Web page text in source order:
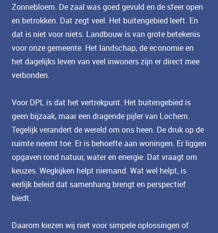
Zonnebloem. De zaal was goed gevuld en de sfeer open
en betrokken. Dat zegt veel. Het buitengebied leeft. En
dat is niet voor niets. Landbouw is van grote betekenis
voor onze gemeente. Het landschap, de economie en
het dagelijks leven van veel inwoners zijn er direct mee
verbonden.
Voor DPL is dat het vertrekpunt. Het buitengebied is
geen bijzaak, maar een dragende pijler van Lochem.
Tegelijk verandert de wereld om ons heen. De druk op de
ruimte neemt toe. Er is behoefte aan woningen. Er liggen
opgaven rond natuur, water en energie. Dat vraagt om
keuzes. Wegkijken helpt niemand. Wat wel helpt, is
eerlijk beleid dat samenhang brengt en perspectief
biedt.
Daarom kiezen wij niet voor simpele oplossingen of